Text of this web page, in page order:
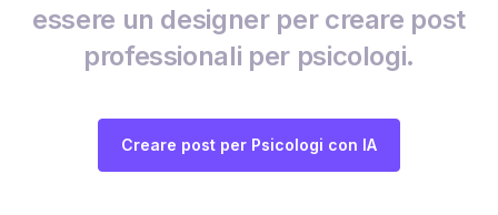
essere un designer per creare post
professionali per psicologi.
Creare post per Psicologi con IA